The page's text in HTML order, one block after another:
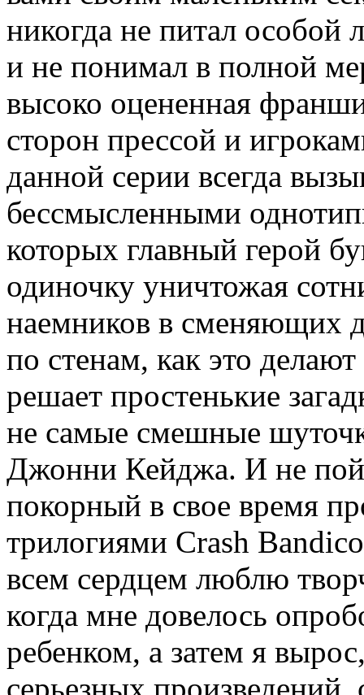
никогда не питал особой
и не понимал в полной
высоко оцененная
сторон прессой и
данной серии всегда
бессмысленными
которых главный герой
одиночку уничтожая
наемников в сменяющих
по стенам, как это
решает простенькие
не самые смешные
Джонни Кейджа. И не
покорный в свое время
трилогиями Crash
всем сердцем люблю
когда мне довелось
ребенком, а затем я